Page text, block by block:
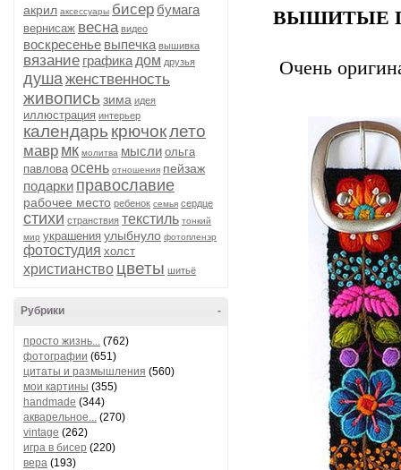
акрил аксессуары бисер бумага
вернисаж весна видео
воскресенье выпечка вышивка
вязание графика дом друзья
душаженственность
живопись зима идея
иллюстрация интерьер
календарь крючоклето
мавр мк молитва мысли ольга
павлова осень отношения пейзаж
подарки православие
рабочее место ребенок семья сердце
стихи странствия текстиль тонкий
мир украшения улыбнуло фотопленэр
фотостудия холст
христианство цветы шитьё
-
Рубрики
просто жизнь... (762)
фотографии (651)
цитаты и размышления (560)
мои картины (355)
handmade (344)
акварельное... (270)
vintage (262)
игра в бисер (220)
вера (193)
ВЫШИТЫЕ
Очень